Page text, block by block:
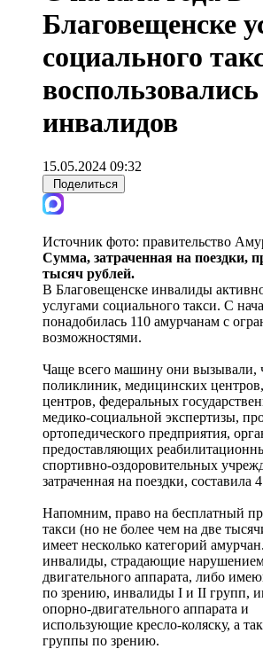
Благовещенске
социального
воспользовались
инвалидов
15.05.2024 09:32
Поделиться
Источник фото: правительство
Сумма, затраченная на поездки,
тысяч рублей.
В Благовещенске инвалиды
услугами социального такси. С
понадобилась 110 амурчанам с
возможностями.
Чаще всего машину они вызывали,
поликлиник, медицинских
центров, федеральных
медико-социальной экспертизы,
ортопедического предприятия,
предоставляющих
спортивно-оздоровительных
затраченная на поездки, составила
Напомним, право на бесплатный
такси (но не более чем на две
имеет несколько категорий
инвалиды, страдающие
двигательного аппарата, либо
по зрению, инвалиды I и II групп,
опорно-двигательного аппарата и
использующие кресло-коляску, а
группы по зрению.